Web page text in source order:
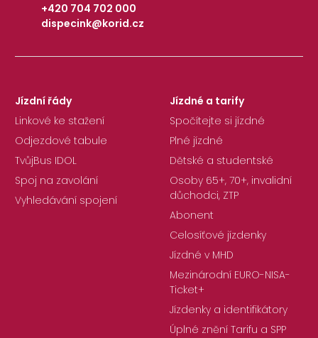
+420 704 702 000
|
dispecink@korid.cz
Jízdní řády
Linkové ke stažení
Odjezdové tabule
TvůjBus IDOL
Spoj na zavolání
Vyhledávání spojení
Jízdné a tarify
Spočítejte si jízdné
Plné jízdné
Dětské a studentské
Osoby 65+, 70+, invalidní
důchodci, ZTP
Abonent
Celosíťové jízdenky
Jízdné v MHD
Mezinárodní EURO-NISA-
Ticket+
Jízdenky a identifikátory
Úplné znění Tarifu a SPP